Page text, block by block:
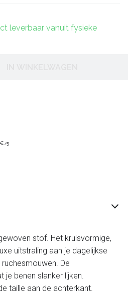
leverbaar vanuit fysieke
stof. Het kruisvormige,
uitstraling aan je dagelijkse
De
benen slanker lijken.
taille aan de achterkant.